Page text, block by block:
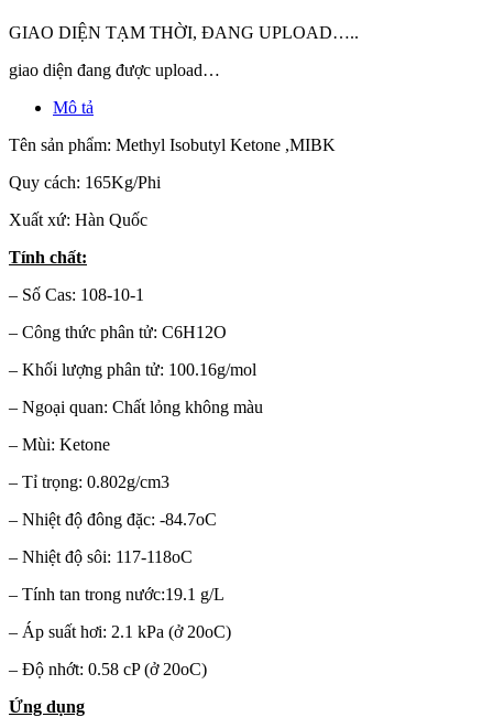
GIAO DIỆN TẠM THỜI, ĐANG UPLOAD…..
giao diện đang được upload…
Mô tả
Tên sản phẩm: Methyl Isobutyl Ketone ,MIBK
Quy cách: 165Kg/Phi
Xuất xứ: Hàn Quốc
Tính chất:
– Số Cas: 108-10-1
– Công thức phân tử: C6H12O
– Khối lượng phân tử: 100.16g/mol
– Ngoại quan: Chất lỏng không màu
– Mùi: Ketone
– Tỉ trọng: 0.802g/cm3
– Nhiệt độ đông đặc: -84.7oC
– Nhiệt độ sôi: 117-118oC
– Tính tan trong nước:19.1 g/L
– Áp suất hơi: 2.1 kPa (ở 20oC)
– Độ nhớt: 0.58 cP (ở 20oC)
Ứng dụng